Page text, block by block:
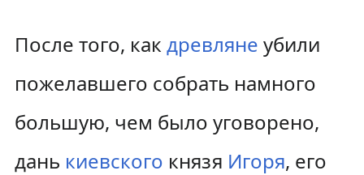
После того, как древляне убили
пожелавшего собрать намного
большую, чем было уговорено,
дань киевского князя Игоря, его